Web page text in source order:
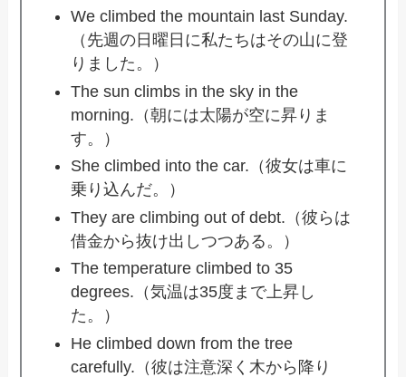
We climbed the mountain last Sunday.
（先週の日曜日に私たちはその山に登
りました。）
The sun climbs in the sky in the
morning.（朝には太陽が空に昇りま
す。）
She climbed into the car.（彼女は車に
乗り込んだ。）
They are climbing out of debt.（彼らは
借金から抜け出しつつある。）
The temperature climbed to 35
degrees.（気温は35度まで上昇し
た。）
He climbed down from the tree
carefully.（彼は注意深く木から降り